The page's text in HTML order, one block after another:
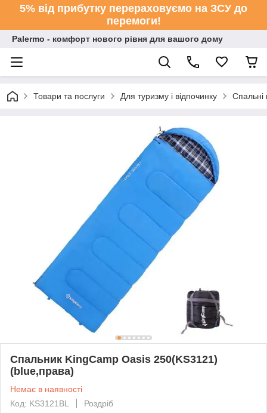
5% від прибутку перераховуємо на ЗСУ до
перемоги!
Palermo - комфорт нового рівня для вашого дому
Товари та послуги Для туризму і відпочинку Спальні
Спальник KingCamp Oasis 250(KS3121)
(blue,права)
Немає в наявності
Код: KS3121BL
Роздріб